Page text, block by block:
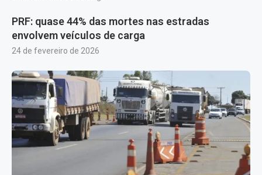
PRF: quase 44% das mortes nas estradas
envolvem veículos de carga
24 de fevereiro de 2026